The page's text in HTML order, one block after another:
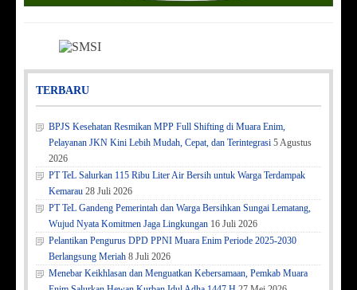
TERBARU
BPJS Kesehatan Resmikan MPP Full Shifting di Muara Enim,
Pelayanan JKN Kini Lebih Mudah, Cepat, dan Terintegrasi 5 Agustus
2026
PT TeL Salurkan 115 Ribu Liter Air Bersih untuk Warga Terdampak
Kemarau 28 Juli 2026
PT TeL Gandeng Pemerintah dan Warga Bersihkan Sungai Lematang,
Wujud Nyata Komitmen Jaga Lingkungan 16 Juli 2026
Pelantikan Pengurus DPD PPNI Muara Enim Periode 2025-2030
Berlangsung Meriah 8 Juli 2026
Menebar Keikhlasan dan Menguatkan Kebersamaan, Pemkab Muara